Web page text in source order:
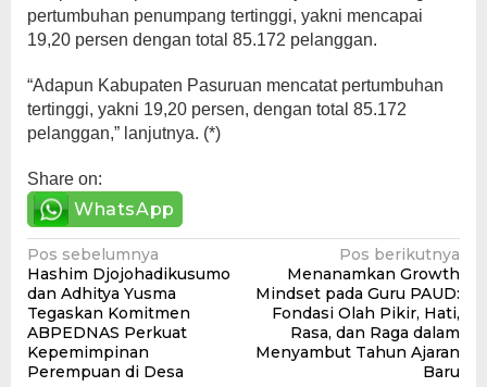
pertumbuhan penumpang tertinggi, yakni mencapai
19,20 persen dengan total 85.172 pelanggan.
“Adapun Kabupaten Pasuruan mencatat pertumbuhan
tertinggi, yakni 19,20 persen, dengan total 85.172
pelanggan,” lanjutnya. (*)
Share on:
WhatsApp
Navigasi
pos
Pos sebelumnya
Hashim Djojohadikusumo
dan Adhitya Yusma
Tegaskan Komitmen
ABPEDNAS Perkuat
Kepemimpinan
Perempuan di Desa
Pos berikutnya
Menanamkan Growth
Mindset pada Guru PAUD:
Fondasi Olah Pikir, Hati,
Rasa, dan Raga dalam
Menyambut Tahun Ajaran
Baru